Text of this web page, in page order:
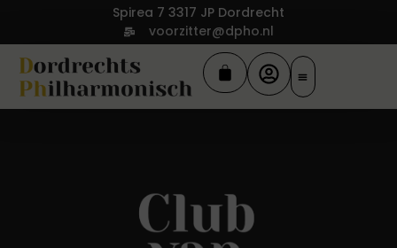
Spirea 7 3317 JP Dordrecht
voorzitter@dpho.nl